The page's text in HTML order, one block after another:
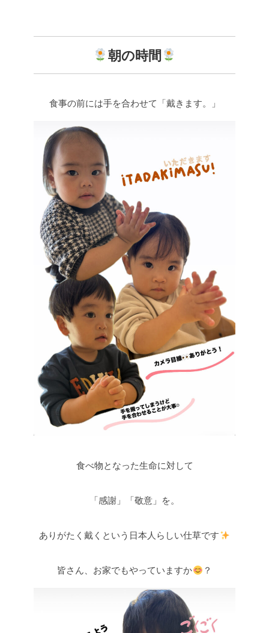
朝の時間
食事の前には手を合わせて「戴きます。」
食べ物となった生命に対して
「感謝」「敬意」を。
ありがたく戴くという日本人らしい仕草です
皆さん、お家でもやっていますか ？